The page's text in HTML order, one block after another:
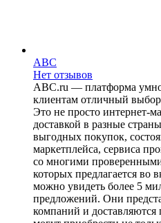
ABC
Нет отзывов
ABC.ru — платформа
клиентам отличный
Это не просто интернет-
доставкой в разные
выгодных покупок,
маркетплейса, сервиса
со многими
которых предлагается во
можно увидеть более 5
предложений. Они
компаний и доставляются